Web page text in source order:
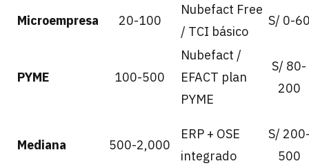
Microempresa 20-100
Nubefact Free
/ TCI básico
S/ 0-
PYME 100-500
Nubefact /
EFACT plan
PYME
S/ 80-
200
Mediana 500-2,000
ERP + OSE
integrado
S/
500